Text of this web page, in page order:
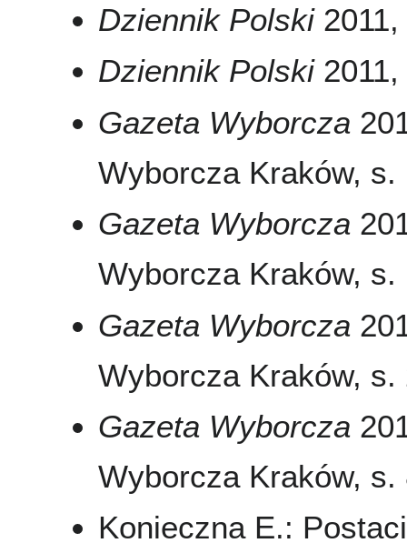
Dziennik Polski2011,
Dziennik Polski2011,
Gazeta Wyborcza
Wyborcza Kraków, s.
Gazeta Wyborcza
Wyborcza Kraków, s.
Gazeta Wyborcza
Wyborcza Kraków, s.
Gazeta Wyborcza
Wyborcza Kraków, s.
Konieczna E.: